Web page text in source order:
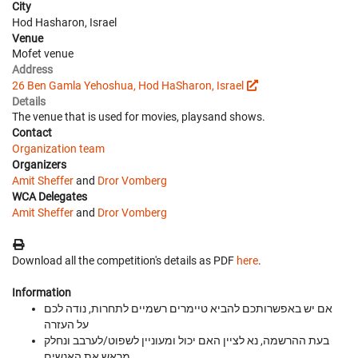
City
Hod Hasharon, Israel
Venue
Mofet venue
Address
26 Ben Gamla Yehoshua, Hod HaSharon, Israel
Details
The venue that is used for movies, playsand shows.
Contact
Organization team
Organizers
Amit Shefferand Dror Vomberg
WCA Delegates
Amit Shefferand Dror Vomberg
Download all the competition's details as PDF here.
Information
אם יש באפשרותכם להביא טיימרים רשמיים לתחרות, נודה לכם
על העזרה
בעת ההרשמה, נא לציין האם יכול ומעוניין לשפוט/לערבב ונחלק